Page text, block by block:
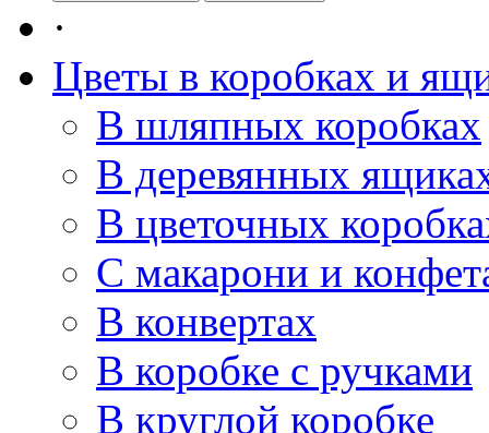
·
Цветы в коробках и
В шляпных коробках
В деревянных
В цветочных
С макарони и
В конвертах
В коробке с ручками
В круглой коробке